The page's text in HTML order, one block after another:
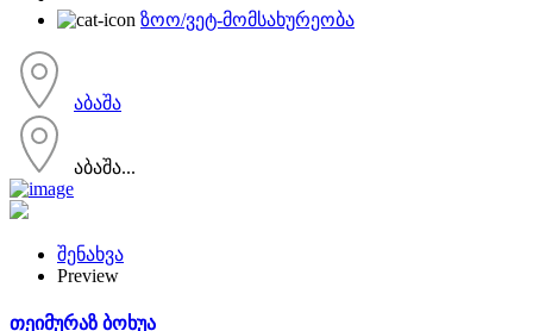
ზოო/ვეტ-მომსახურეობა
აბაშა
აბაშა...
შენახვა
Preview
თეიმურაზ ბოხუა